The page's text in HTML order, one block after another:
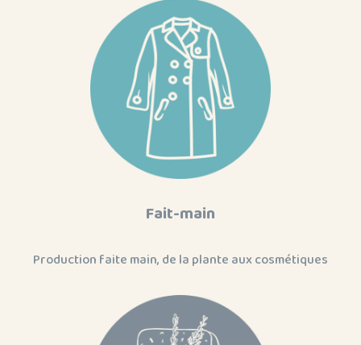
Fait-main
Production faite main, de la plante aux cosmétiques